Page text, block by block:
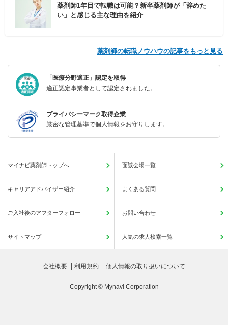
薬剤師1年目で転職は可能？新卒薬剤師が「辞めた
い」と感じる主な理由を紹介
薬剤師の転職ノウハウの記事をもっと見る
「医療分野適正」認定を取得
適正認定事業者として認定されました。
プライバシーマーク取得企業
厳密な管理基準で個人情報をお守りします。
マイナビ薬剤師トップへ 面談会場一覧
キャリアアドバイザー紹介 よくある質問
ご入社後のアフターフォロー お問い合わせ
サイトマップ 人気の求人検索一覧
会社概要 利用規約 個人情報の取り扱いについて
Copyright © Mynavi Corporation